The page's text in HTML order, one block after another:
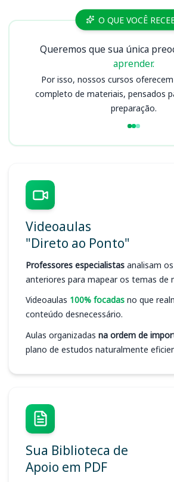
Cursos O QUE VOCÊ
Queremos que sua única
aprender.
Por isso, nossos cursos
completo de materiais, pensados
preparação.
Videoaulas
"Direto ao Ponto"
Professores especialistas analisam
anteriores para mapear os temas de
Videoaulas 100% focadas no que
conteúdo desnecessário.
Aulas organizadas na ordem de
plano de estudos naturalmente
Sua Biblioteca de
Apoio em PDF